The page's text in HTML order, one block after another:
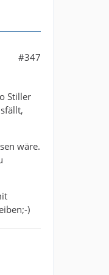
#347
Stiller
wäre.
)